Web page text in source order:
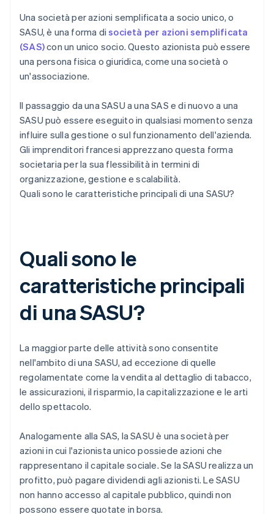
Una società per azioni semplificata a socio unico, o
SASU, è una forma disocietà per azioni semplificata
(SAS)con un unico socio. Questo azionista può essere
una persona fisica o giuridica, come una società o
un'associazione.
Il passaggio da una SASU a una SAS e di nuovo a una
SASU può essere eseguito in qualsiasi momento senza
influire sulla gestione o sul funzionamento dell'azienda.
Gli imprenditori francesi apprezzano questa forma
societaria per la sua flessibilità in termini di
organizzazione, gestione e scalabilità.
Quali sono le caratteristiche principali di una SASU?
Quali sono le
caratteristiche principali
di una SASU?
La maggior parte delle attività sono consentite
nell'ambito di una SASU, ad eccezione di quelle
regolamentate come la vendita al dettaglio di tabacco,
le assicurazioni, il risparmio, la capitalizzazione e le arti
dello spettacolo.
Analogamente alla SAS, la SASU è una società per
azioni in cui l'azionista unico possiede azioni che
rappresentano il capitale sociale. Se la SASU realizza un
profitto, può pagare dividendi agli azionisti. Le SASU
non hanno accesso al capitale pubblico, quindi non
possono essere quotate in borsa.